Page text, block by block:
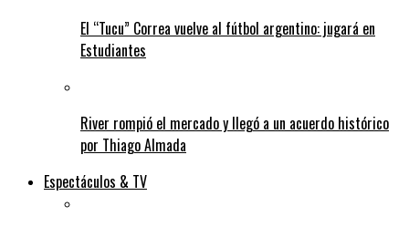
El “Tucu” Correa vuelve al fútbol argentino: jugará en
Estudiantes
River rompió el mercado y llegó a un acuerdo histórico
por Thiago Almada
Espectáculos & TV